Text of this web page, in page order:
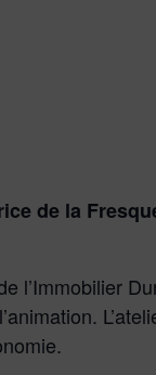
de la
l’Immobilier